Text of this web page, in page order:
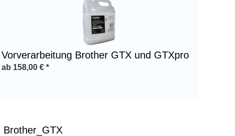
Vorverarbeitung Brother GTX und GTXpro
ab 158,00 € *
Brother_GTX